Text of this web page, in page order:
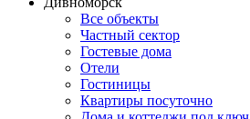
Все объекты
Частный сектор
Гостевые дома
Отели
Гостиницы
Квартиры посуточно